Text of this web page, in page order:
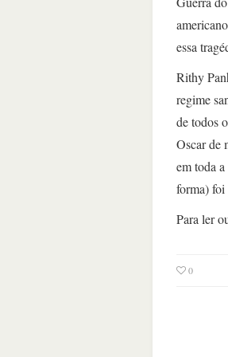
essa
Rithy
regime
de todos
Oscar de
em toda
forma) foi
Para ler
0